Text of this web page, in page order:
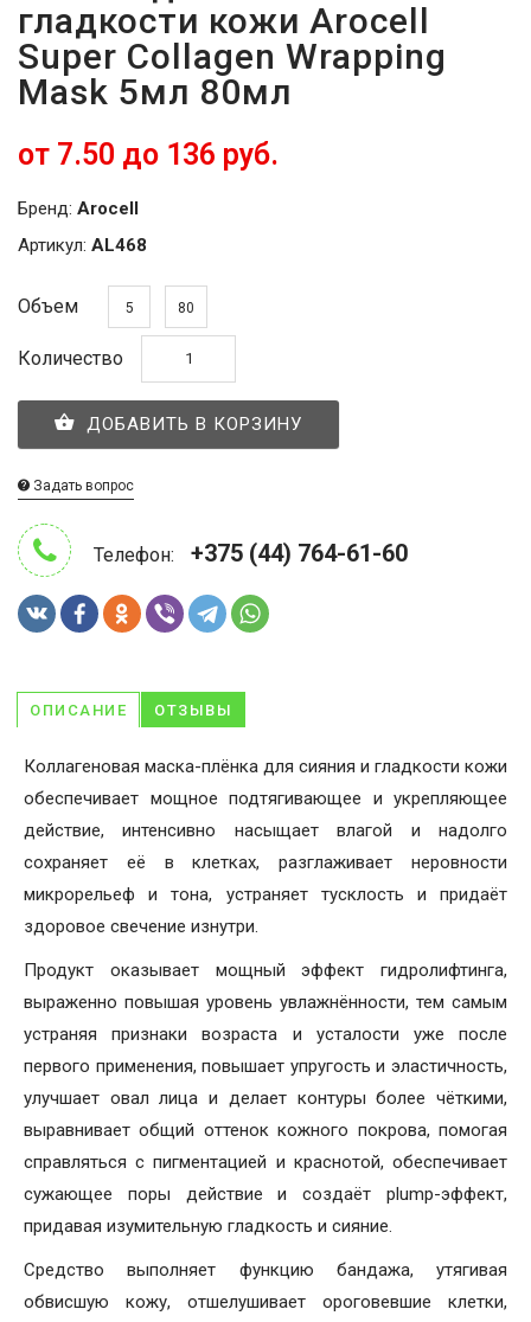
гладкости кожи Arocell
Super Collagen Wrapping
Mask 5мл 80мл
от 7.50 до 136 руб.
Бренд: Arocell
Артикул: AL468
Объем 5 80
Количество
ДОБАВИТЬ В КОРЗИНУ
Задать вопрос
Телефон: +375 (44) 764-61-60
ОПИСАНИЕ ОТЗЫВЫ
Коллагеновая маска-плёнка для сияния и гладкости кожи
обеспечивает мощное подтягивающее и укрепляющее
действие, интенсивно насыщает влагой и надолго
сохраняет её в клетках, разглаживает неровности
микрорельеф и тона, устраняет тусклость и придаёт
здоровое свечение изнутри.
Продукт оказывает мощный эффект гидролифтинга,
выраженно повышая уровень увлажнённости, тем самым
устраняя признаки возраста и усталости уже после
первого применения, повышает упругость и эластичность,
улучшает овал лица и делает контуры более чёткими,
выравнивает общий оттенок кожного покрова, помогая
справляться с пигментацией и краснотой, обеспечивает
сужающее поры действие и создаёт plump-эффект,
придавая изумительную гладкость и сияние.
Средство выполняет функцию бандажа, утягивая
обвисшую кожу, отшелушивает ороговевшие клетки,